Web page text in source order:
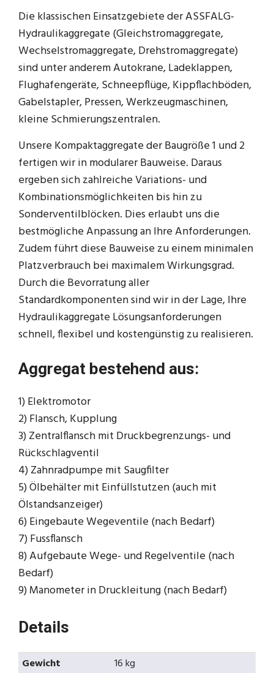
Die klassischen Einsatzgebiete der ASSFALG-
Hydraulikaggregate (Gleichstromaggregate,
Wechselstromaggregate, Drehstromaggregate)
sind unter anderem Autokrane, Ladeklappen,
Flughafengeräte, Schneepflüge, Kippflachböden,
Gabelstapler, Pressen, Werkzeugmaschinen,
kleine Schmierungszentralen.
Unsere Kompaktaggregate der Baugröße 1 und 2
fertigen wir in modularer Bauweise. Daraus
ergeben sich zahlreiche Variations- und
Kombinationsmöglichkeiten bis hin zu
Sonderventilblöcken. Dies erlaubt uns die
bestmögliche Anpassung an Ihre Anforderungen.
Zudem führt diese Bauweise zu einem minimalen
Platzverbrauch bei maximalem Wirkungsgrad.
Durch die Bevorratung aller
Standardkomponenten sind wir in der Lage, Ihre
Hydraulikaggregate Lösungsanforderungen
schnell, flexibel und kostengünstig zu realisieren.
Aggregat bestehend aus:
1) Elektromotor
2) Flansch, Kupplung
3) Zentralflansch mit Druckbegrenzungs- und
Rückschlagventil
4) Zahnradpumpe mit Saugfilter
5) Ölbehälter mit Einfüllstutzen (auch mit
Ölstandsanzeiger)
6) Eingebaute Wegeventile (nach Bedarf)
7) Fussflansch
8) Aufgebaute Wege- und Regelventile (nach
Bedarf)
9) Manometer in Druckleitung (nach Bedarf)
Details
Gewicht 16 kg